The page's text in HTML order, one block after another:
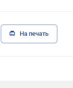
На печать